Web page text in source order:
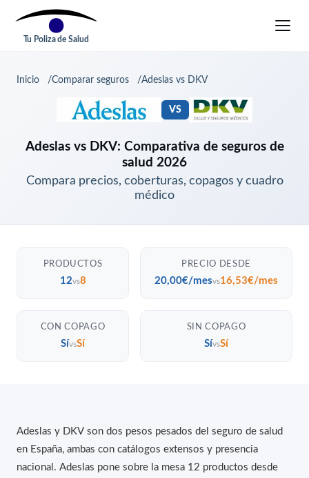
Tu Poliza de Salud
Inicio Comparar seguros Adeslas vs DKV
VS
Adeslas vs DKV: Comparativa de seguros de
salud 2026
Compara precios, coberturas, copagos y cuadro
médico
PRODUCTOS
12vs8
PRECIO DESDE
20,00€/mesvs16,53€/mes
CON COPAGO
SívsSí
SIN COPAGO
SívsSí
Adeslas y DKV son dos pesos pesados del seguro de salud
en España, ambas con catálogos extensos y presencia
nacional. Adeslas pone sobre la mesa 12 productos desde